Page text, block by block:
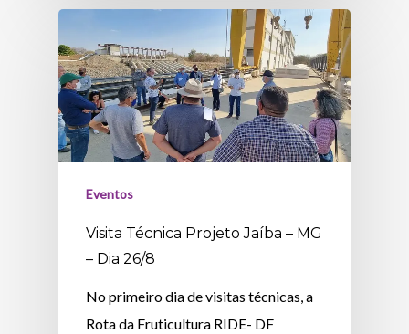
Eventos
Visita Técnica Projeto Jaíba – MG
– Dia 26/8
No primeiro dia de visitas técnicas, a
Rota da Fruticultura RIDE- DF